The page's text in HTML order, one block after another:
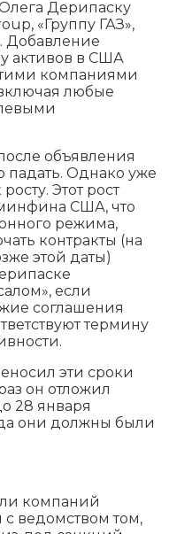
Дерипаску
«Группу ГАЗ»,
Добавление
активов в США
компаниями
любые
объявления
падать. Однако уже
Этот рост
США, что
режима,
контракты (на
этой даты)
если
соглашения
термину
эти сроки
он отложил
28 января
они должны были
компаний
ведомством том,